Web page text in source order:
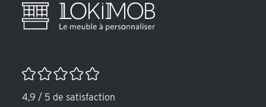
4,9 / 5 de satisfaction